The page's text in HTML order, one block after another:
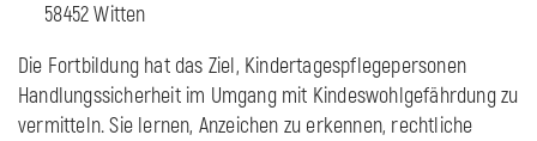
58452 Witten
Die Fortbildung hat das Ziel, Kindertagespflegepersonen
Handlungssicherheit im Umgang mit Kindeswohlgefährdung zu
vermitteln. Sie lernen, Anzeichen zu erkennen, rechtliche